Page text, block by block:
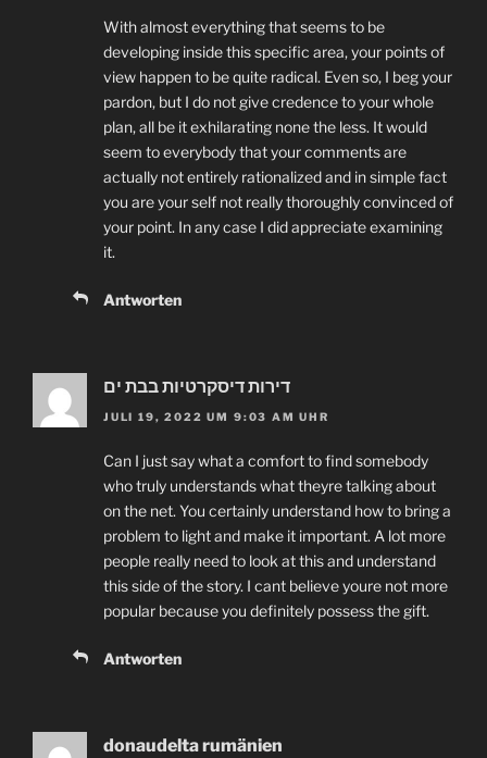
With almost everything that seems to be
developing inside this specific area, your points of
view happen to be quite radical. Even so, I beg your
pardon, but I do not give credence to your whole
plan, all be it exhilarating none the less. It would
seem to everybody that your comments are
actually not entirely rationalized and in simple fact
you are your self not really thoroughly convinced of
your point. In any case I did appreciate examining
it.
Antworten
דירות דיסקרטיות בבת ים
JULI 19, 2022 UM 9:03 AM UHR
Can I just say what a comfort to find somebody
who truly understands what theyre talking about
on the net. You certainly understand how to bring a
problem to light and make it important. A lot more
people really need to look at this and understand
this side of the story. I cant believe youre not more
popular because you definitely possess the gift.
Antworten
donaudelta rumänien